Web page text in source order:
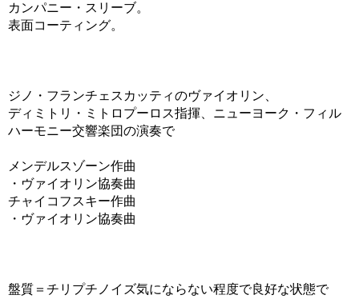
カンパニー・スリーブ。
表面コーティング。
ジノ・フランチェスカッティのヴァイオリン、
ディミトリ・ミトロプーロス指揮、ニューヨーク・フィル
ハーモニー交響楽団の演奏で
メンデルスゾーン作曲
・ヴァイオリン協奏曲
チャイコフスキー作曲
・ヴァイオリン協奏曲
盤質＝チリプチノイズ気にならない程度で良好な状態で